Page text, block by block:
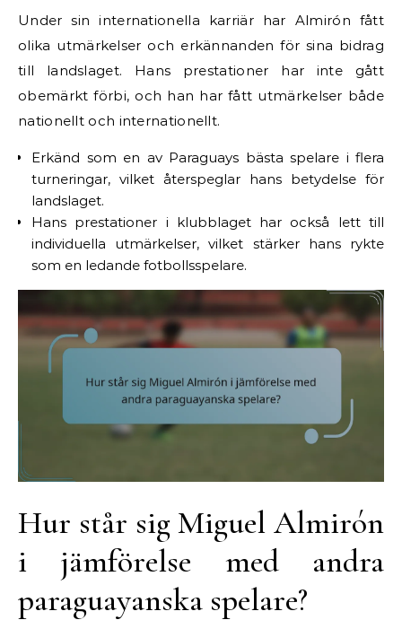
Under sin internationella karriär har Almirón fått
olika utmärkelser och erkännanden för sina bidrag
till landslaget. Hans prestationer har inte gått
obemärkt förbi, och han har fått utmärkelser både
nationellt och internationellt.
Erkänd som en av Paraguays bästa spelare i flera
turneringar, vilket återspeglar hans betydelse för
landslaget.
Hans prestationer i klubblaget har också lett till
individuella utmärkelser, vilket stärker hans rykte
som en ledande fotbollsspelare.
Hur står sig Miguel Almirón
i jämförelse med andra
paraguayanska spelare?